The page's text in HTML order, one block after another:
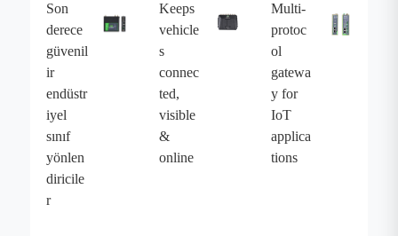
Son
derece
güvenil
ir
endüstr
iyel
sınıf
yönlen
diricile
r
Keeps
vehicle
s
connec
ted,
visible
&
online
Multi-
protoc
ol
gatewa
y for
IoT
applica
tions